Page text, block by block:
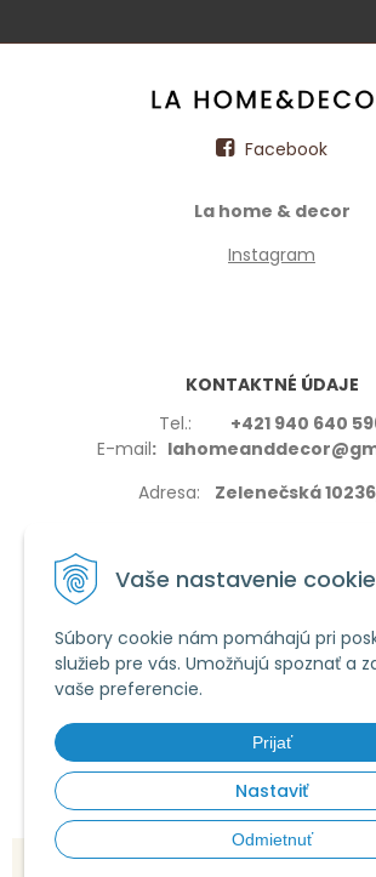
Vaše nastavenie
Súbory cookie nám pomáhajú pri
služieb pre vás. Umožňujú spoznať a
vaše preferencie.
Prijať
Nastaviť
Odmietnuť
Facebook
La home & decor
Instagram
KONTAKTNÉ ÚDAJE
Tel.: +421 940 640
E-mail:
Adresa: Zelenečská
VŠETKO O NÁKUPE
Používanie cookies
Obchodné podmienky
© 2026 La home & decor •tvorba eshopu cez